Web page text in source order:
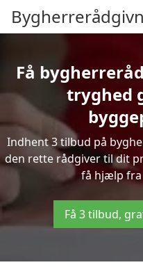
Få
tryghed
Indhent 3 tilbud på
den rette rådgiver til dit
få hjælp fra
Få 3 tilbud,